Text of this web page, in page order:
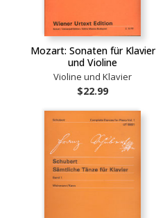
Mozart: Sonaten für Klavier
und Violine
Violine und Klavier
$22.99